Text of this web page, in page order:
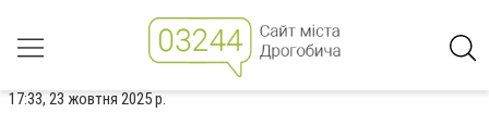
17:33, 23 жовтня 2025 р.